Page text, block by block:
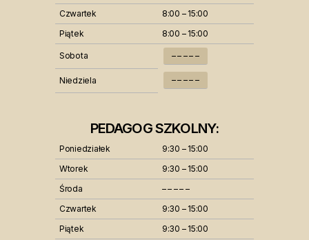
Czwartek
8:00 – 15:00
Piątek
8:00 – 15:00
Sobota – – – – –
Niedziela – – – – –
PEDAGOG SZKOLNY:
Poniedziałek
9:30 – 15:00
Wtorek
9:30 – 15:00
Środa
– – – – –
Czwartek
9:30 – 15:00
Piątek
9:30 – 15:00